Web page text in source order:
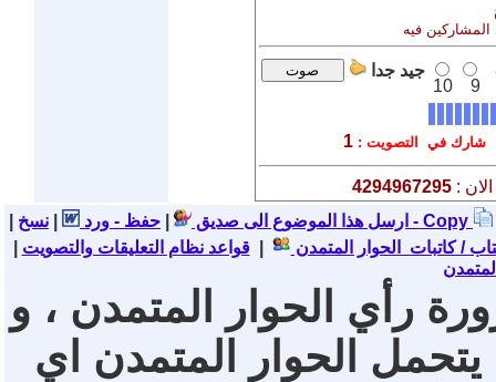
المشاركين فيه
9
10
جيد جدا
شارك في التصويت : 1
:
4294967295
ارسل هذا الموضوع الى صديق حفظ - ورد نسخ - Copy
/ كاتبات الحوار المتمدن |قواعد نظام التعليقات والتصويت
رأي الحوار المتمدن ، و
يتحمل الحوار المتمدن اي